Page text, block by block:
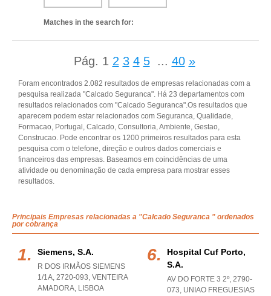
Matches in the search for:
Pág. 1 2 3 4 5 ... 40 »
Foram encontrados 2.082 resultados de empresas relacionadas com a
pesquisa realizada "Calcado Seguranca". Há 23 departamentos com
resultados relacionados com "Calcado Seguranca".Os resultados que
aparecem podem estar relacionados com Seguranca, Qualidade,
Formacao, Portugal, Calcado, Consultoria, Ambiente, Gestao,
Construcao. Pode encontrar os 1200 primeiros resultados para esta
pesquisa com o telefone, direção e outros dados comerciais e
financeiros das empresas. Baseamos em coincidências de uma
atividade ou denominação de cada empresa para mostrar esses
resultados.
Principais Empresas relacionadas a "Calcado Seguranca " ordenados
por cobrança
Siemens, S.a.
R DOS IRMÃOS SIEMENS
1/1A, 2720-093, VENTEIRA
AMADORA, LISBOA
Hospital Cuf Porto,
S.a.
AV DO FORTE 3 2º, 2790-
073, UNIAO FREGUESIAS